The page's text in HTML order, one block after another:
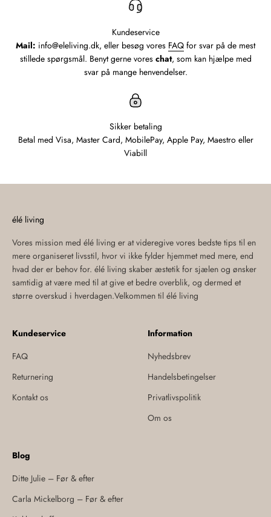
Kundeservice
Mail: info@eleliving.dk, eller besøg vores FAQ for svar på de mest
stillede spørgsmål. Benyt gerne vores chat, som kan hjælpe med
svar på mange henvendelser.
Sikker betaling
Betal med Visa, Master Card, MobilePay, Apple Pay, Maestro eller
Viabill
élé living
Vores mission med élé living er at videregive vores bedste tips til en
mere organiseret livsstil, hvor vi ikke fylder hjemmet med mere, end
hvad der er behov for. élé living skaber æstetik for sjælen og ønsker
samtidig at være med til at give et bedre overblik, og dermed et
større overskud i hverdagen.Velkommen til élé living
Kundeservice
FAQ
Returnering
Kontakt os
Information
Nyhedsbrev
Handelsbetingelser
Privatlivspolitik
Om os
Blog
Ditte Julie – Før & efter
Carla Mickelborg – Før & efter